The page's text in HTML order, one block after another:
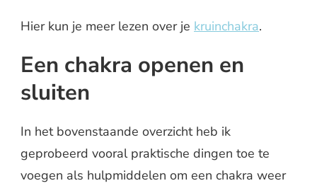
Hier kun je meer lezen over je kruinchakra.
Een chakra openen en
sluiten
In het bovenstaande overzicht heb ik
geprobeerd vooral praktische dingen toe te
voegen als hulpmiddelen om een chakra weer